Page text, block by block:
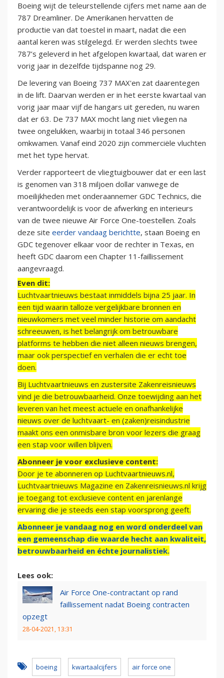
Boeing wijt de teleurstellende cijfers met name aan de
787 Dreamliner. De Amerikanen hervatten de
productie van dat toestel in maart, nadat die een
aantal keren was stilgelegd. Er werden slechts twee
787’s geleverd in het afgelopen kwartaal, dat waren er
vorig jaar in dezelfde tijdspanne nog 29.
De levering van Boeing 737 MAX'en zat daarentegen
in de lift. Daarvan werden er in het eerste kwartaal van
vorig jaar maar vijf de hangars uit gereden, nu waren
dat er 63. De 737 MAX mocht lang niet vliegen na
twee ongelukken, waarbij in totaal 346 personen
omkwamen. Vanaf eind 2020 zijn commerciële vluchten
met het type hervat.
Verder rapporteert de vliegtuigbouwer dat er een last
is genomen van 318 miljoen dollar vanwege de
moeilijkheden met onderaannemer GDC Technics, die
verantwoordelijk is voor de afwerking en interieurs
van de twee nieuwe Air Force One-toestellen. Zoals
deze site eerder vandaag berichtte, staan Boeing en
GDC tegenover elkaar voor de rechter in Texas, en
heeft GDC daarom een Chapter 11-faillissement
aangevraagd.
Even dit:
Luchtvaartnieuws bestaat inmiddels bijna 25 jaar. In
een tijd waarin talloze vergelijkbare bronnen en
nieuwkomers met veel minder historie om aandacht
schreeuwen, is het belangrijk om betrouwbare
platforms te hebben die niet alleen nieuws brengen,
maar ook perspectief en verhalen die er echt toe
doen.
Bij Luchtvaartnieuws en zustersite Zakenreisnieuws
vind je die betrouwbaarheid. Onze toewijding aan het
leveren van het meest actuele en onafhankelijke
nieuws over de luchtvaart- en (zaken)reisindustrie
maakt ons een onmisbare bron voor lezers die graag
een stap voor willen blijven.
Abonneer je voor exclusieve content:
Door je te abonneren op Luchtvaartnieuws.nl,
Luchtvaartnieuws Magazine en Zakenreisnieuws.nl krijg
je toegang tot exclusieve content en jarenlange
ervaring die je steeds een stap voorsprong geeft.
Abonneer je vandaag nog en word onderdeel van
een gemeenschap die waarde hecht aan kwaliteit,
betrouwbaarheid en échte journalistiek.
Lees ook:
Air Force One-contractant op rand
faillissement nadat Boeing contracten
opzegt
28-04-2021, 13:31
boeing kwartaalcijfers air force one